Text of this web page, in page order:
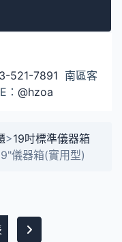
521-7891 南區客
： @hzoa
>19吋標準儀器箱
儀器箱(實用型)